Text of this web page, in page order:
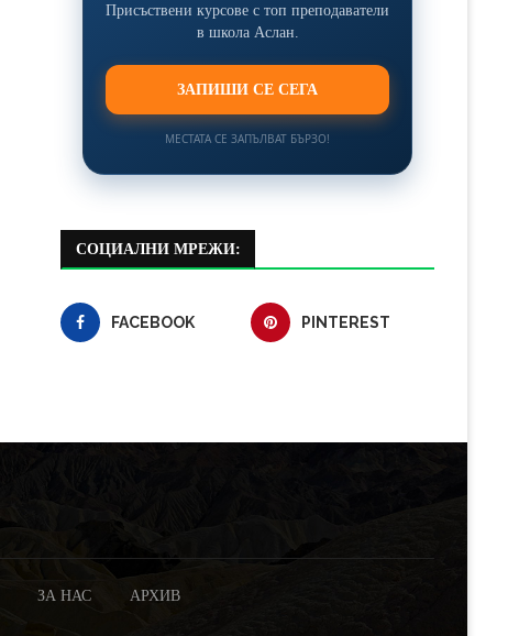
Присъствени курсове с топ преподаватели
в школа Аслан.
ЗАПИШИ СЕ СЕГА
МЕСТАТА СЕ ЗАПЪЛВАТ БЪРЗО!
СОЦИАЛНИ МРЕЖИ:
FACEBOOK PINTEREST
ЗА НАС АРХИВ